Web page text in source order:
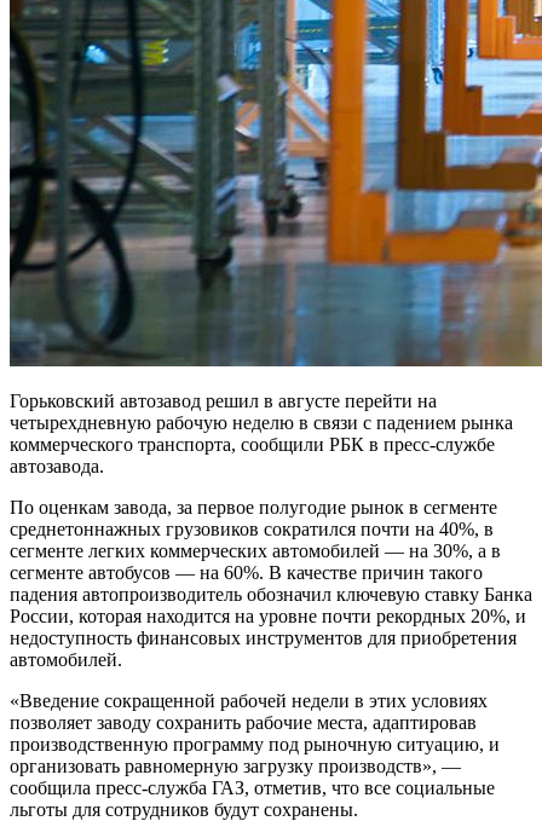
Горьковский автозавод решил в августе перейти на
четырехдневную рабочую неделю в связи с падением рынка
коммерческого транспорта, сообщили РБК в пресс-службе
автозавода.
По оценкам завода, за первое полугодие рынок в сегменте
среднетоннажных грузовиков сократился почти на 40%, в
сегменте легких коммерческих автомобилей — на 30%, а в
сегменте автобусов — на 60%. В качестве причин такого
падения автопроизводитель обозначил ключевую ставку Банка
России, которая находится на уровне почти рекордных 20%, и
недоступность финансовых инструментов для приобретения
автомобилей.
«Введение сокращенной рабочей недели в этих условиях
позволяет заводу сохранить рабочие места, адаптировав
производственную программу под рыночную ситуацию, и
организовать равномерную загрузку производств», —
сообщила пресс-служба ГАЗ, отметив, что все социальные
льготы для сотрудников будут сохранены.